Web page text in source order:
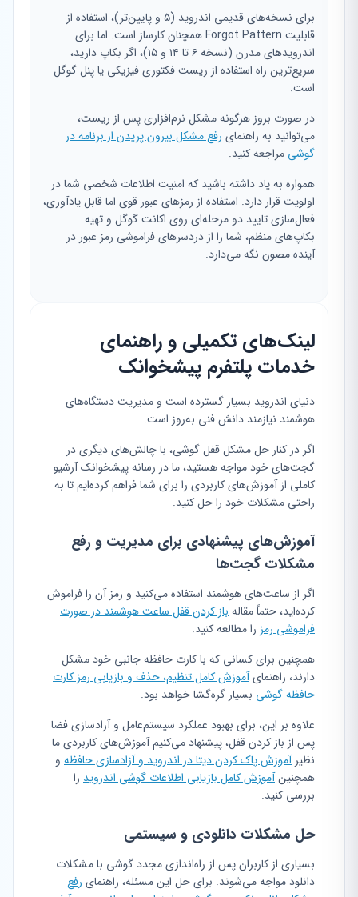
برای نسخه‌های قدیمی اندروید (۵ و پایین‌تر)، استفاده از
قابلیت Forgot Pattern همچنان کارساز است. اما برای
اندرویدهای مدرن (نسخه ۶ تا ۱۴ و ۱۵)، اگر بکاپ دارید،
سریع‌ترین راه استفاده از ریست فکتوری فیزیکی یا پنل گوگل
است.
در صورت بروز هرگونه مشکل نرم‌افزاری پس از ریست،
می‌توانید به راهنمای رفع مشکل بیرون پریدن از برنامه در
گوشی مراجعه کنید.
همواره به یاد داشته باشید که امنیت اطلاعات شخصی شما در
اولویت قرار دارد. استفاده از رمزهای عبور قوی اما قابل یادآوری،
فعال‌سازی تایید دو مرحله‌ای روی اکانت گوگل و تهیه
بکاپ‌های منظم، شما را از دردسرهای فراموشی رمز عبور در
آینده مصون نگه می‌دارد.
لینک‌های تکمیلی و راهنمای
خدمات پلتفرم پیشخوانک
دنیای اندروید بسیار گسترده است و مدیریت دستگاه‌های
هوشمند نیازمند دانش فنی به‌روز است.
اگر در کنار حل مشکل قفل گوشی، با چالش‌های دیگری در
گجت‌های خود مواجه هستید، ما در رسانه پیشخوانک آرشیو
کاملی از آموزش‌های کاربردی را برای شما فراهم کرده‌ایم تا به
راحتی مشکلات خود را حل کنید.
آموزش‌های پیشنهادی برای مدیریت و رفع
مشکلات گجت‌ها
اگر از ساعت‌های هوشمند استفاده می‌کنید و رمز آن را فراموش
کرده‌اید، حتماً مقالهباز کردن قفل ساعت هوشمند در صورت
فراموشی رمز را مطالعه کنید.
همچنین برای کسانی که با کارت حافظه جانبی خود مشکل
دارند، راهنمایآموزش کامل تنظیم، حذف و بازیابی رمز کارت
حافظه گوشی بسیار گره‌گشا خواهد بود.
علاوه بر این، برای بهبود عملکرد سیستم‌عامل و آزادسازی فضا
پس از باز کردن قفل، پیشنهاد می‌کنیم آموزش‌های کاربردی ما
نظیرآموزش پاک کردن دیتا در اندروید و آزادسازی حافظه و
همچنینآموزش کامل بازیابی اطلاعات گوشی اندروید را
بررسی کنید.
حل مشکلات دانلودی و سیستمی
بسیاری از کاربران پس از راه‌اندازی مجدد گوشی با مشکلات
دانلود مواجه می‌شوند. برای حل این مسئله، راهنمای رفع